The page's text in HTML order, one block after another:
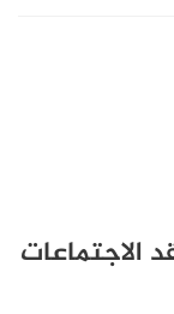
الاجتماعات